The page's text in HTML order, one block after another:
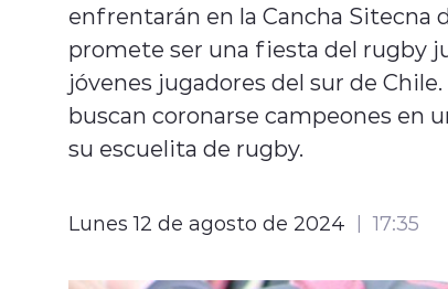
enfrentarán en la Cancha Sitecna
promete ser una fiesta del rugby
jóvenes jugadores del sur de
buscan coronarse campeones en
su escuelita de rugby.
Lunes 12 de agosto de 2024 17:35